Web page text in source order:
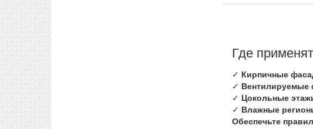
Где
✓ Кирпичные
✓ Вентилируемые
✓ Цокольные
✓ Влажные
Обеспечьте